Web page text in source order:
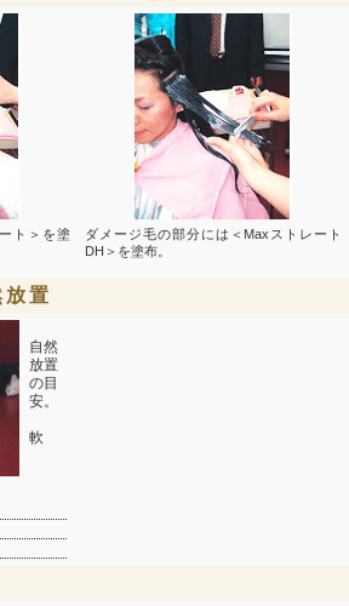
ト＞を塗
ダメージ毛の部分には＜Maxストレート
DH＞を塗布。
置
自然
放置
の目
安。
軟